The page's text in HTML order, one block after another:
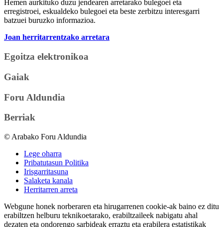
Hemen aurkituko duzu jendearen arretarako bulegoei eta
erregistroei, eskualdeko bulegoei eta beste zerbitzu interesgarri
batzuei buruzko informazioa.
Joan herritarrentzako arretara
Egoitza elektronikoa
Gaiak
Foru Aldundia
Berriak
© Arabako Foru Aldundia
Lege oharra
Pribatutasun Politika
Irisgarritasuna
Salaketa kanala
Herritarren arreta
Webgune honek norberaren eta hirugarrenen cookie-ak baino ez ditu
erabiltzen helburu teknikoetarako, erabiltzaileek nabigatu ahal
dezaten eta ondorengo sarbideak erraztu eta erabilera estatistikak